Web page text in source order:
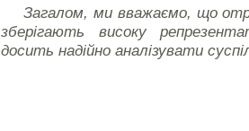
Загалом, ми вважаємо, що
зберігають високу
досить надійно аналізувати